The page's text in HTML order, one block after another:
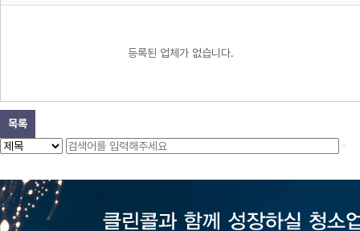
등록된 업체가 없습니다.
목록